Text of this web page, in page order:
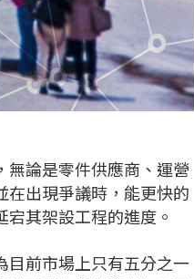
無論是零件供應商、運營
在出現爭議時，能更快的
其架設工程的進度。
目前市場上只有五分之一